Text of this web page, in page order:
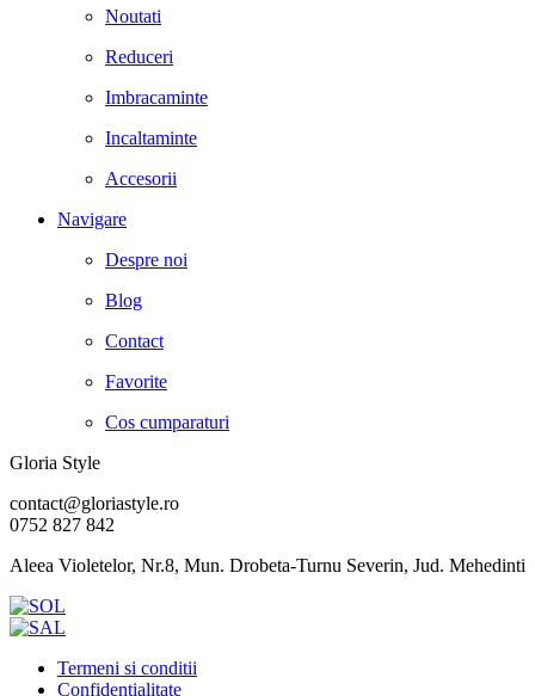
Noutati
Reduceri
Imbracaminte
Incaltaminte
Accesorii
Navigare
Despre noi
Blog
Contact
Favorite
Cos cumparaturi
Gloria Style
contact@gloriastyle.ro
0752 827 842
Aleea Violetelor, Nr.8, Mun. Drobeta-Turnu Severin, Jud. Mehedinti
Termeni si conditii
Confidentialitate